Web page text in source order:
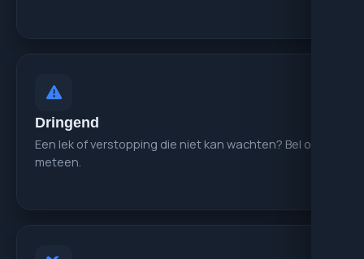
Dringend
Een lek of verstopping die niet kan wachten? Bel ons
meteen.